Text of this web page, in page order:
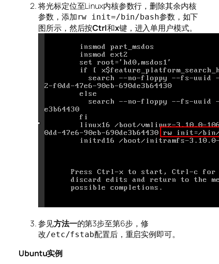
将光标定位至Linux内核参数行，删除其余内核
参数，添加rw init=/bin/bash参数，如下
图所示，然后按Ctrl和x键，进入单用户模式。
参见方法一的第3步至第6步，修
改/etc/fstab配置后，重启实例即可。
Ubuntu实例